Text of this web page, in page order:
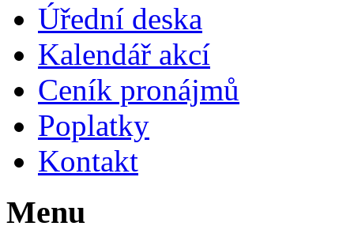
Úřední deska
Kalendář akcí
Ceník pronájmů
Poplatky
Kontakt
Menu